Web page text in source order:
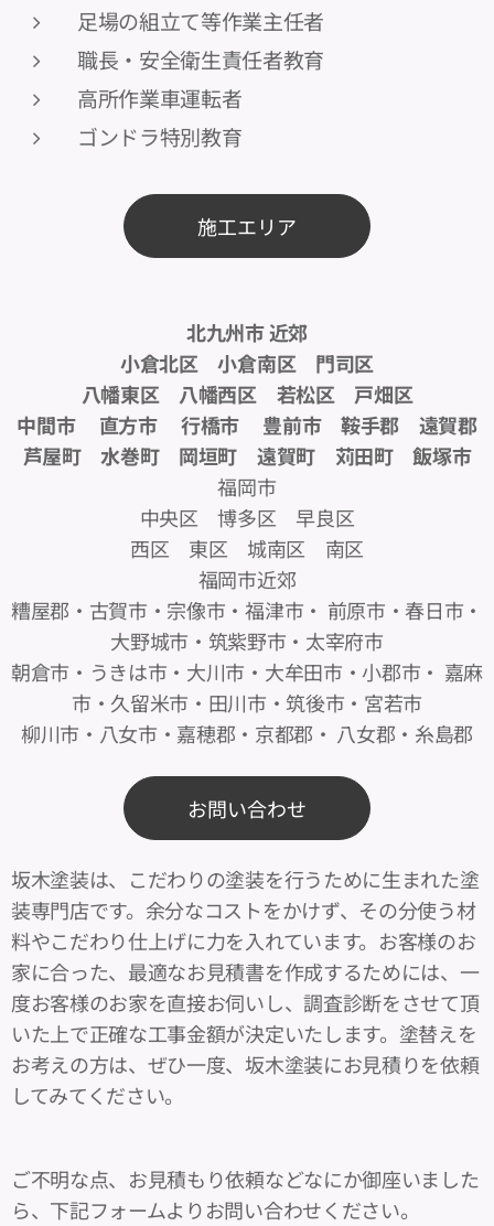
足場の組立て等作業主任者
職長・安全衛生責任者教育
高所作業車運転者
ゴンドラ特別教育
施工エリア
北九州市 近郊
小倉北区 小倉南区 門司区
八幡東区 八幡西区 若松区 戸畑区
中間市 直方市 行橋市 豊前市 鞍手郡 遠賀郡
芦屋町 水巻町 岡垣町 遠賀町 苅田町 飯塚市
福岡市
中央区 博多区 早良区
西区 東区 城南区 南区
福岡市近郊
糟屋郡・古賀市・宗像市・福津市・ 前原市・春日市・
大野城市・筑紫野市・太宰府市
朝倉市・うきは市・大川市・大牟田市・小郡市・ 嘉麻
市・久留米市・田川市・筑後市・宮若市
柳川市・八女市・嘉穂郡・京都郡・ 八女郡・糸島郡
お問い合わせ
坂木塗装は、こだわりの塗装を行うために生まれた塗
装専門店です。余分なコストをかけず、その分使う材
料やこだわり仕上げに力を入れています。お客様のお
家に合った、最適なお見積書を作成するためには、一
度お客様のお家を直接お伺いし、調査診断をさせて頂
いた上で正確な工事金額が決定いたします。塗替えを
お考えの方は、ぜひ一度、坂木塗装にお見積りを依頼
してみてください。
ご不明な点、お見積もり依頼などなにか御座いました
ら、下記フォームよりお問い合わせください。